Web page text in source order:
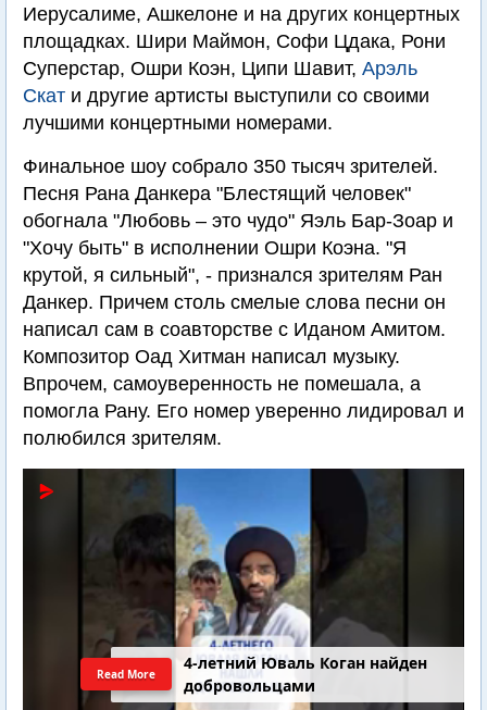
Иерусалиме, Ашкелоне и на других концертных
площадках. Шири Маймон, Софи Цдака, Рони
Суперстар, Ошри Коэн, Ципи Шавит, Арэль
Скат и другие артисты выступили со своими
лучшими концертными номерами.
Финальное шоу собрало 350 тысяч зрителей.
Песня Рана Данкера "Блестящий человек"
обогнала "Любовь – это чудо" Яэль Бар-Зоар и
"Хочу быть" в исполнении Ошри Коэна. "Я
крутой, я сильный", - признался зрителям Ран
Данкер. Причем столь смелые слова песни он
написал сам в соавторстве с Иданом Амитом.
Композитор Оад Хитман написал музыку.
Впрочем, самоуверенность не помешала, а
помогла Рану. Его номер уверенно лидировал и
полюбился зрителям.
4-летний Юваль Коган найден
добровольцами
Read More